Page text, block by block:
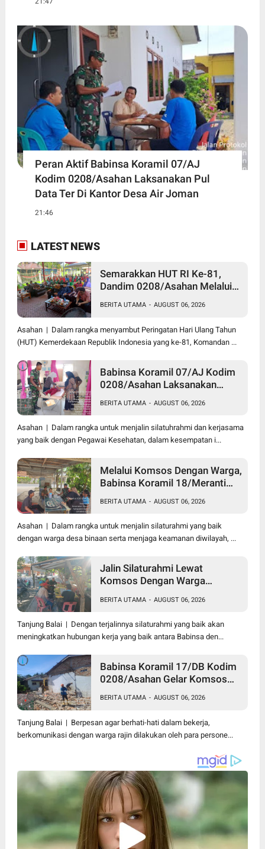
Peran Aktif Babinsa Koramil 07/AJ
Kodim 0208/Asahan Laksanakan Pul
Data Ter Di Kantor Desa Air Joman
21:46
LATEST NEWS
Semarakkan HUT RI Ke-81,
Dandim 0208/Asahan Melalui
Darah di Kantor Kemenag
Asahan
BERITA UTAMA - AUGUST 06, 2026
Asahan | Dalam rangka menyambut Peringatan Hari Ulang Tahun
(HUT) Kemerdekaan Republik Indonesia yang ke-81, Komandan ...
Babinsa Koramil 07/AJ Kodim
0208/Asahan Laksanakan
Pegawai Kesehatan Di
Puskesmas
BERITA UTAMA - AUGUST 06, 2026
Asahan | Dalam rangka untuk menjalin silatuhrahmi dan kerjasama
yang baik dengan Pegawai Kesehatan, dalam kesempatan i...
Melalui Komsos Dengan Warga,
Babinsa Koramil 18/Meranti
Jaga ebersihan Dan Kamtibmas
BERITA UTAMA - AUGUST 06, 2026
Asahan | Dalam rangka untuk menjalin silaturahmi yang baik
dengan warga desa binaan serta menjaga keamanan diwilayah, ...
Jalin Silaturahmi Lewat
Komsos Dengan Warga
09/TB Kodim 0208/Asahan
BERITA UTAMA - AUGUST 06, 2026
Tanjung Balai | Dengan terjalinnya silaturahmi yang baik akan
meningkatkan hubungan kerja yang baik antara Babinsa den...
Babinsa Koramil 17/DB Kodim
0208/Asahan Gelar Komsos
BERITA UTAMA - AUGUST 06, 2026
Tanjung Balai | Berpesan agar berhati-hati dalam bekerja,
berkomunikasi dengan warga rajin dilakukan oleh para persone...